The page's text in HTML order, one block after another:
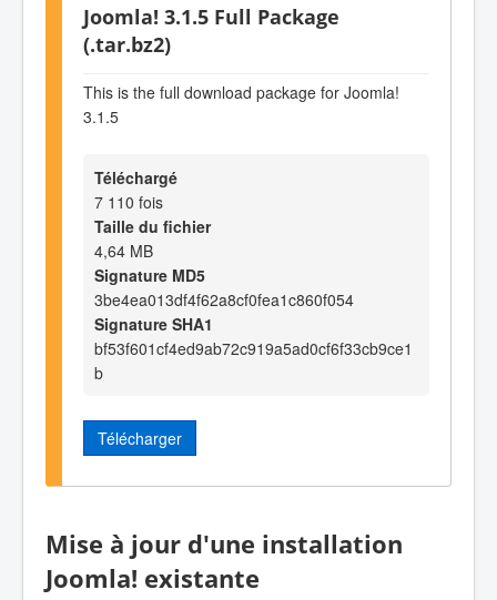
Joomla! 3.1.5 Full Package
(.tar.bz2)
This is the full download package for Joomla!
3.1.5
Téléchargé
7 110 fois
Taille du fichier
4,64 MB
Signature MD5
3be4ea013df4f62a8cf0fea1c860f054
Signature SHA1
bf53f601cf4ed9ab72c919a5ad0cf6f33cb9ce1
b
Télécharger
Mise à jour d'une installation
Joomla! existante